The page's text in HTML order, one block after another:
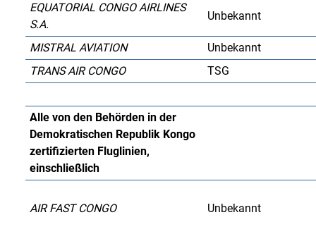
EQUATORIAL CONGO AIRLINES
S.A.
Unbekannt
MISTRAL AVIATION
Unbekannt
TRANS AIR CONGO
TSG
Alle von den Behörden in der
Demokratischen Republik Kongo
zertifizierten Fluglinien,
einschließlich
AIR FAST CONGO Unbekannt